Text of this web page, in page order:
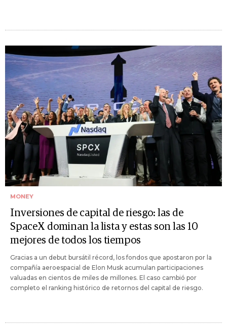
MONEY
Inversiones de capital de riesgo: las de
SpaceX dominan la lista y estas son las 10
mejores de todos los tiempos
Gracias a un debut bursátil récord, los fondos que apostaron por la
compañía aeroespacial de Elon Musk acumulan participaciones
valuadas en cientos de miles de millones. El caso cambió por
completo el ranking histórico de retornos del capital de riesgo.